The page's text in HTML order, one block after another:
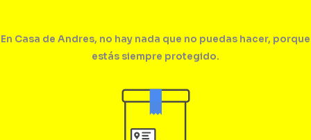
En Casa de Andres, no hay nada que no puedas hacer, porque
estás siempre protegido.